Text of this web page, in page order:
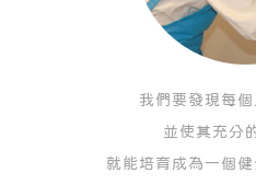
我們要發現每
並使其充分
就能培育成為一個